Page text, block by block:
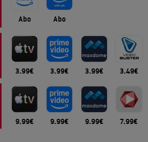
Abo Abo
3.99€ 3.99€ 3.99€ 3.49€
9.99€ 9.99€ 9.99€ 7.99€